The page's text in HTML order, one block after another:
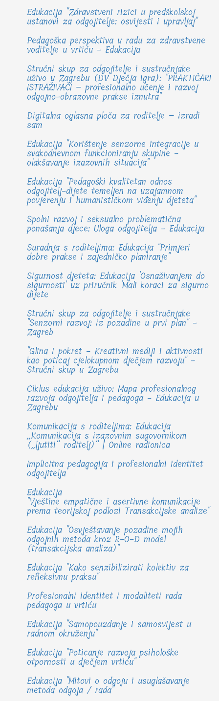
Edukacija "Zdravstveni rizici u predškolskoj
ustanovi za odgojitelje: osvijesti i upravljaj"
Pedagoška perspektiva u radu za zdravstvene
voditelje u vrtiću - Edukacija
Stručni skup za odgojitelje i sustručnjake
uživo u Zagrebu (DV Dječja igra): "PRAKTIČARI
ISTRAŽIVAČI – profesionalno učenje i razvoj
odgojno-obrazovne prakse iznutra"
Digitalna oglasna ploča za roditelje – izradi
sam
Edukacija "Korištenje senzorne integracije u
svakodnevnom funkcioniranju skupine -
olakšavanje izazovnih situacija"
Edukacija "Pedagoški kvalitetan odnos
odgojitelj-dijete temeljen na uzajamnom
povjerenju i humanističkom viđenju djeteta"
Spolni razvoj i seksualno problematična
ponašanja djece: Uloga odgojitelja - Edukacija
Suradnja s roditeljima: Edukacija "Primjeri
dobre prakse i zajedničko planiranje"
Sigurnost djeteta: Edukacija 'Osnaživanjem do
sigurnosti' uz priručnik 'Mali koraci za sigurno
dijete
Stručni skup za odgojitelje i sustručnjake
"Senzorni razvoj: iz pozadine u prvi plan" -
Zagreb
"Glina i pokret - Kreativni mediji i aktivnosti
kao poticaj cjelokupnom dječjem razvoju" -
Stručni skup u Zagrebu
Ciklus edukacija uživo: Mapa profesionalnog
razvoja odgojitelja i pedagoga - Edukacija u
Zagrebu
Komunikacija s roditeljima: Edukacija
„Komunikacija s izazovnim sugovornikom
(„ljutiti“ roditelj)“ | Online radionica
Implicitna pedagogija i profesionalni identitet
odgojitelja
Edukacija
"Vještine empatične i asertivne komunikacije
prema teorijskoj podlozi Transakcijske analize"
Edukacija "Osvještavanje pozadine mojih
odgojnih metoda kroz R-O-D model
(transakcijska analiza)"
Edukacija "Kako senzibilizirati kolektiv za
refleksivnu praksu"
Profesionalni identitet i modaliteti rada
pedagoga u vrtiću
Edukacija "Samopouzdanje i samosvijest u
radnom okruženju"
Edukacija "Poticanje razvoja psihološke
otpornosti u dječjem vrtiću"
Edukacija "Mitovi o odgoju i usuglašavanje
metoda odgoja / rada"